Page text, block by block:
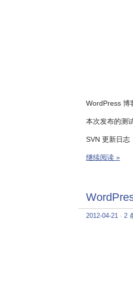
WordPress 博
本次发布的测
SVN 更新日志
继续阅读 »
2012-04-21 · 2